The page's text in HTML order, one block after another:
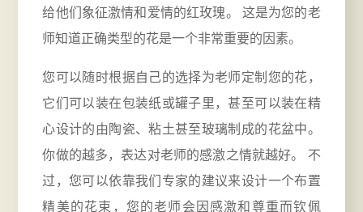
给他们象征激情和爱情的红玫瑰。 这是为您的老
师知道正确类型的花是一个非常重要的因素。
您可以随时根据自己的选择为老师定制您的花，
它们可以装在包装纸或罐子里，甚至可以装在精
心设计的由陶瓷、粘土甚至玻璃制成的花盆中。
你做的越多，表达对老师的感激之情就越好。 不
过，您可以依靠我们专家的建议来设计一个布置
精美的花束，您的老师会因感激和尊重而钦佩